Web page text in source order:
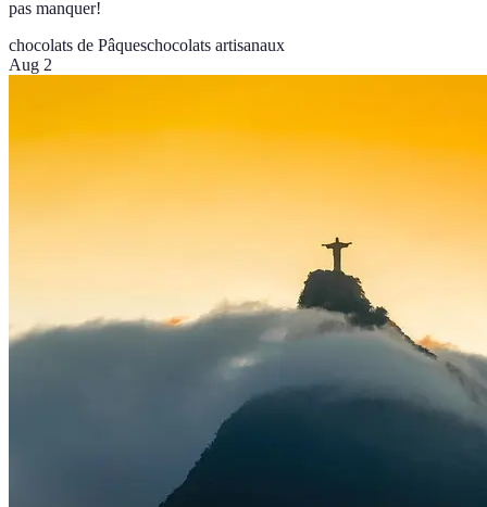
pas manquer!
chocolats de Pâqueschocolats artisanaux
Aug 2